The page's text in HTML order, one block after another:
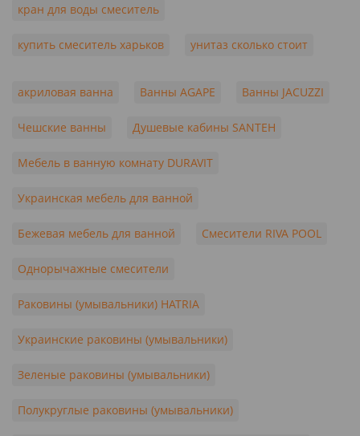
кран для воды смеситель
купить смеситель харьков унитаз сколько стоит
акриловая ванна Ванны AGAPE Ванны JACUZZI
Чешские ванны Душевые кабины SANTEH
Мебель в ванную комнату DURAVIT
Украинская мебель для ванной
Бежевая мебель для ванной Смесители RIVA POOL
Однорычажные смесители
Раковины (умывальники) HATRIA
Украинские раковины (умывальники)
Зеленые раковины (умывальники)
Полукруглые раковины (умывальники)